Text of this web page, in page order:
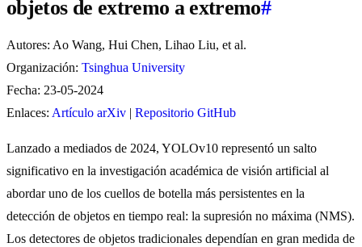
objetos de extremo a extremo#
Autores: Ao Wang, Hui Chen, Lihao Liu, et al.
Organización: Tsinghua University
Fecha: 23-05-2024
Enlaces: Artículo arXiv | Repositorio GitHub
Lanzado a mediados de 2024, YOLOv10 representó un salto
significativo en la investigación académica de visión artificial al
abordar uno de los cuellos de botella más persistentes en la
detección de objetos en tiempo real: la supresión no máxima (NMS).
Los detectores de objetos tradicionales dependían en gran medida de